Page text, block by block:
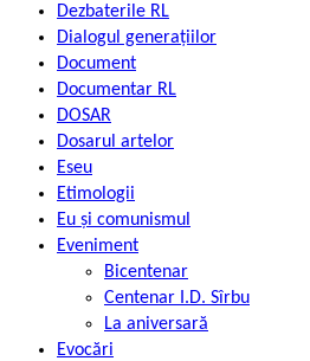
Dezbaterile RL
Dialogul generațiilor
Document
Documentar RL
DOSAR
Dosarul artelor
Eseu
Etimologii
Eu și comunismul
Eveniment
Bicentenar
Centenar I.D. Sîrbu
La aniversară
Evocări